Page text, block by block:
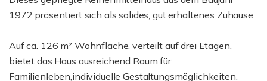
1972 präsentiert sich als solides, gut erhaltenes Zuhause.
Auf ca. 126 m² Wohnfläche, verteilt auf drei Etagen,
bietet das Haus ausreichend Raum für
Familienleben,individuelle Gestaltungsmöglichkeiten.